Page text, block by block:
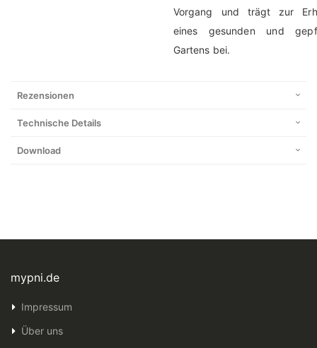
Vorgang und trägt zur
eines gesunden und
Gartens bei.
Rezensionen
Technische Details
Download
mypni.de
Impressum
Über uns